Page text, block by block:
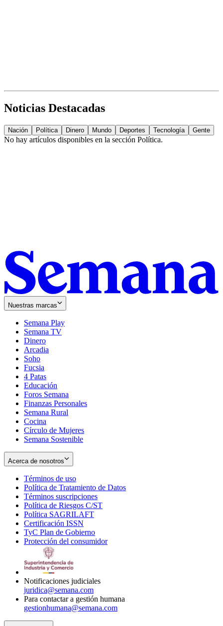
Noticias Destacadas
Nación Política Dinero Mundo Deportes Tecnología Gente
No hay artículos disponibles en la sección Política.
Nuestras marcas
Semana Play
Semana TV
Dinero
Arcadia
Soho
in
new
window
Fucsia
in
new
window
4 Patas
Educación
Foros Semana
Finanzas Personales
Semana Rural
Cocina
Círculo de Mujeres
Semana Sostenible
Acerca de nosotros
Términos de uso
in
new
window
Política de Tratamiento de Datos
Términos suscripciones
in
Política de Riesgos C/ST
Política SAGRILAFT
new
window
Certificación ISSN
in
new
TyC Plan de Gobierno
in
Protección del consumidorOpens
Notificaciones judiciales
juridica@semana.com
Para contactar a gestión humana
gestionhumana@semana.com